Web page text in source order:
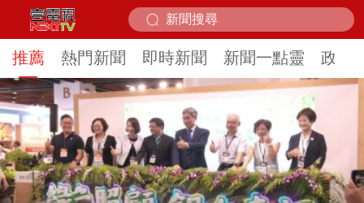
推薦 熱門新聞 即時新聞 新聞一點靈 政治